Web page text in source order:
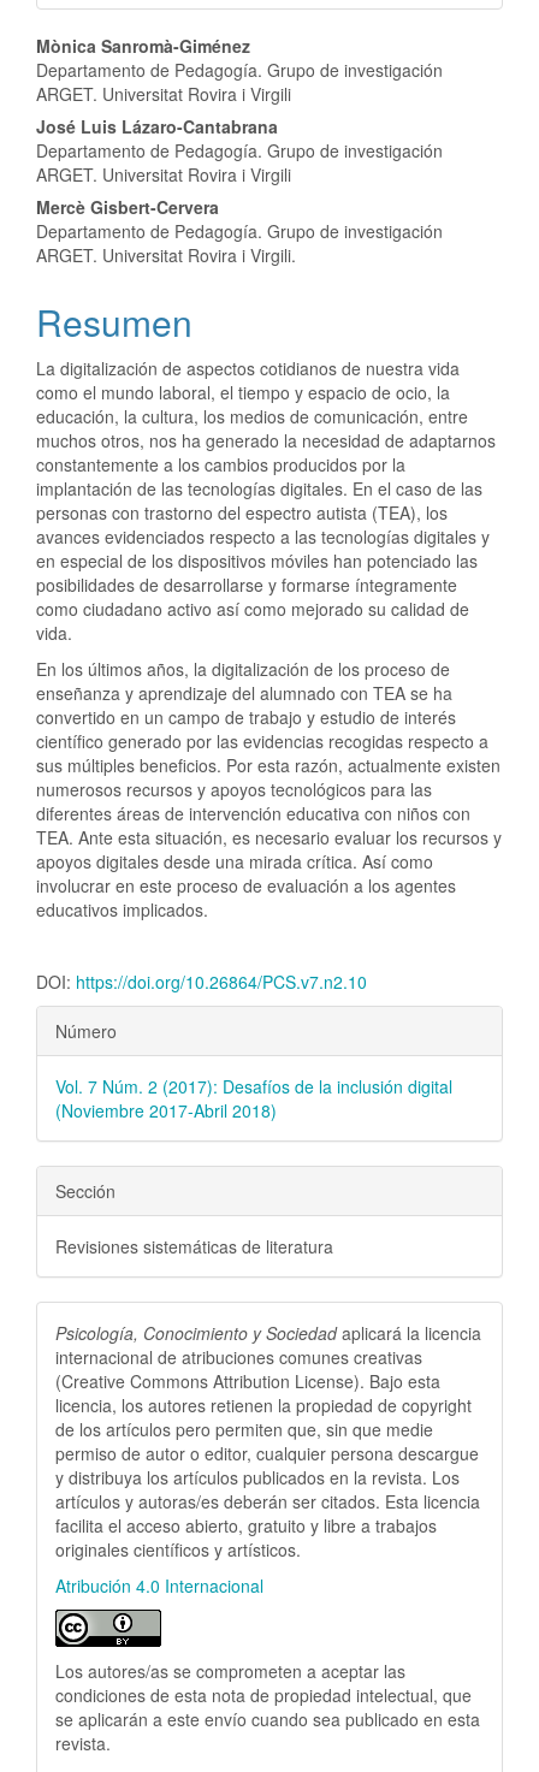
Contenido
principal
del
artículo
Mònica Sanromà-Giménez
Departamento de Pedagogía. Grupo de investigación
ARGET. Universitat Rovira i Virgili
José Luis Lázaro-Cantabrana
Departamento de Pedagogía. Grupo de investigación
ARGET. Universitat Rovira i Virgili
Mercè Gisbert-Cervera
Departamento de Pedagogía. Grupo de investigación
ARGET. Universitat Rovira i Virgili.
Resumen
La digitalización de aspectos cotidianos de nuestra vida
como el mundo laboral, el tiempo y espacio de ocio, la
educación, la cultura, los medios de comunicación, entre
muchos otros, nos ha generado la necesidad de adaptarnos
constantemente a los cambios producidos por la
implantación de las tecnologías digitales. En el caso de las
personas con trastorno del espectro autista (TEA), los
avances evidenciados respecto a las tecnologías digitales y
en especial de los dispositivos móviles han potenciado las
posibilidades de desarrollarse y formarse íntegramente
como ciudadano activo así como mejorado su calidad de
vida.
En los últimos años, la digitalización de los proceso de
enseñanza y aprendizaje del alumnado con TEA se ha
convertido en un campo de trabajo y estudio de interés
científico generado por las evidencias recogidas respecto a
sus múltiples beneficios. Por esta razón, actualmente existen
numerosos recursos y apoyos tecnológicos para las
diferentes áreas de intervención educativa con niños con
TEA. Ante esta situación, es necesario evaluar los recursos y
apoyos digitales desde una mirada crítica. Así como
involucrar en este proceso de evaluación a los agentes
educativos implicados.
DOI: https://doi.org/10.26864/PCS.v7.n2.10
Detalles
del
artículo
Número
Vol. 7 Núm. 2 (2017): Desafíos de la inclusión digital
(Noviembre 2017-Abril 2018)
Sección
Revisiones sistemáticas de literatura
Psicología, Conocimiento y Sociedadaplicará la licencia
internacional de atribuciones comunes creativas
(Creative Commons Attribution License). Bajo esta
licencia, los autores retienen la propiedad de copyright
de los artículos pero permiten que, sin que medie
permiso de autor o editor, cualquier persona descargue
y distribuya los artículos publicados en la revista. Los
artículos y autoras/es deberán ser citados. Esta licencia
facilita el acceso abierto, gratuito y libre a trabajos
originales científicos y artísticos.
Atribución 4.0 Internacional
Los autores/as se comprometen a aceptar las
condiciones de esta nota de propiedad intelectual, que
se aplicarán a este envío cuando sea publicado en esta
revista.